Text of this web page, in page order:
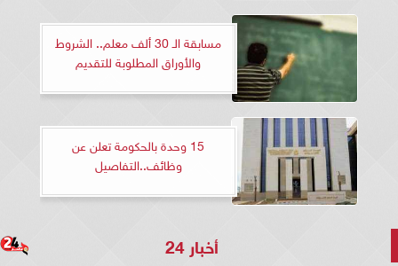
مسابقة الـ 30 ألف معلم.. الشروط
والأوراق المطلوبة للتقديم
15 وحدة بالحكومة تعلن عن
وظائف..التفاصيل
أخبار 24